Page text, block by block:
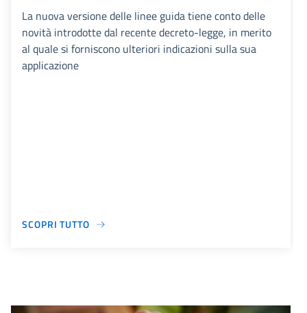
La nuova versione delle linee guida tiene conto delle
novità introdotte dal recente decreto-legge, in merito
al quale si forniscono ulteriori indicazioni sulla sua
applicazione
SCOPRI TUTTO